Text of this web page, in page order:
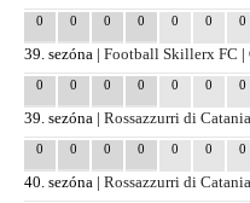
0 0 0 0 0 0 0
39. sezóna |Football Skillerx FC |
0 0 0 0 0 0 0
39. sezóna |Rossazzurri di
0 0 0 0 0 0 0
40. sezóna |Rossazzurri di